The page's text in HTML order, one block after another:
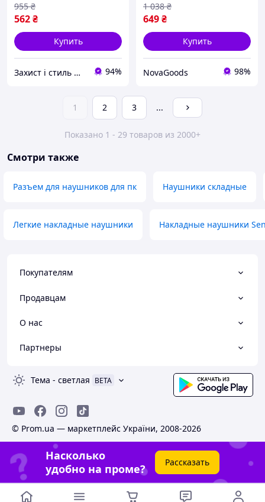
562₴
955 ₴
Купить
Захист і стиль — в одному магазині 94%
649₴
1 038 ₴
Купить
NovaGoods 98%
1 2 3 ...
Показано 1 - 29 товаров из 2000+
Смотри также
Разъем для наушников для пк Наушники складные
Легкие накладные наушники Накладные наушники
Покупателям
Продавцам
О нас
Партнеры
Тема - светлая BETA
© Prom.ua — маркетплейс України, 2008-2026
Насколько
удобно на проме?
Рассказать